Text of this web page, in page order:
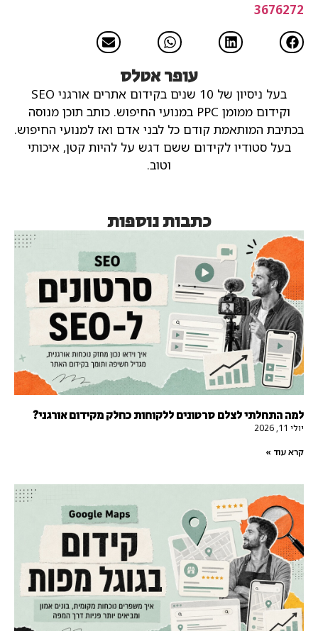
3676272
עופר אטלס
בעל ניסיון של 10 שנים בקידום אתרים אורגני SEO
וקידום ממומן PPC במנועי החיפוש.
כותב תוכן מנוסה
בכתיבת המותאמת קודם כל לבני אדם ואז למנועי החיפוש.
בעל סטודיו לקידום ששם דגש על להיות קטן, איכותי
וטוב.
כתבות נוספות
למה התחלתי לצלם סרטונים ללקוחות כחלק מקידום אורגני?
יולי 11, 2026
קרא עוד »